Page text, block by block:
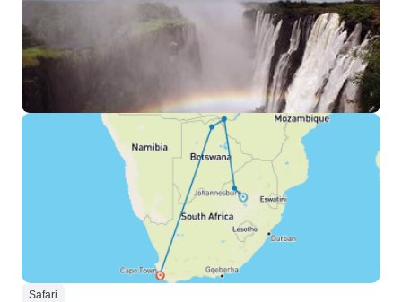
Safari